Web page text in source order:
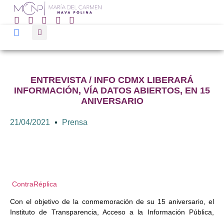
ENTREVISTA / INFO CDMX LIBERARÁ
INFORMACIÓN, VÍA DATOS ABIERTOS, EN 15
ANIVERSARIO
21/04/2021 Prensa
ContraRéplica
Con el objetivo de la conmemoración de su 15 aniversario, el
Instituto de Transparencia, Acceso a la Información Pública,